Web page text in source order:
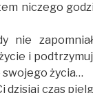
niczego
nie
i
swojego życia…
dzisiaj czas